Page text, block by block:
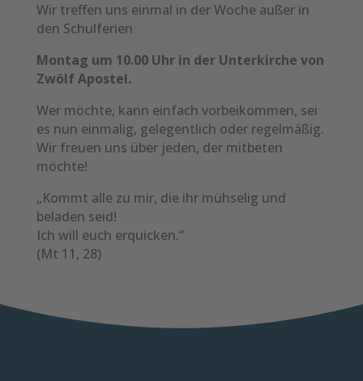
Wir treffen uns einmal in der Woche außer in
den Schulferien
Montag um 10.00 Uhr in der Unterkirche von
Zwölf Apostel.
Wer möchte, kann einfach vorbeikommen, sei
es nun einmalig, gelegentlich oder regelmäßig.
Wir freuen uns über jeden, der mitbeten
möchte!
„Kommt alle zu mir, die ihr mühselig und
beladen seid!
Ich will euch erquicken.“
(Mt 11, 28)